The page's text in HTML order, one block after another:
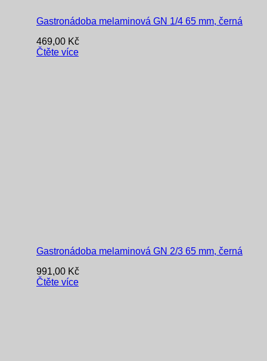
Gastronádoba melaminová GN 1/4 65 mm, černá
469,00 Kč
Čtěte více
Gastronádoba melaminová GN 2/3 65 mm, černá
991,00 Kč
Čtěte více